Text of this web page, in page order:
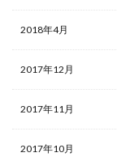
2018年4月
2017年12月
2017年11月
2017年10月